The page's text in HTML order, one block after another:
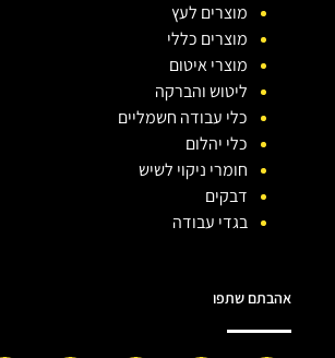
מוצרים לעץ
מוצרים כללי
מוצרי איטום
ליטוש והברקה
כלי עבודה חשמליים
כלי יהלום
חומרי ניקוי לשיש
דבקים
בגדי עבודה
אהבתם שתפו